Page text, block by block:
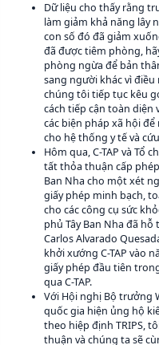
Dữ liệu cho thấy rằng
làm giảm khả năng lây
con số đó đã giảm
đã được tiêm phòng,
phòng ngừa để bản
sang người khác vì điều
chúng tôi tiếp tục kêu
cách tiếp cận toàn diện
các biện pháp xã hội
cho hệ thống y tế và
Hôm qua, C-TAP và Tổ
tất thỏa thuận cấp
Ban Nha cho một xét
giấy phép minh bạch,
cho các công cụ sức
phủ Tây Ban Nha đã hỗ
Carlos Alvarado
khởi xướng C-TAP vào
giấy phép đầu tiên
qua C-TAP.
Với Hội nghị Bộ trưởng
quốc gia hiện ủng hộ
theo hiệp định TRIPS,
thuận và chúng ta sẽ